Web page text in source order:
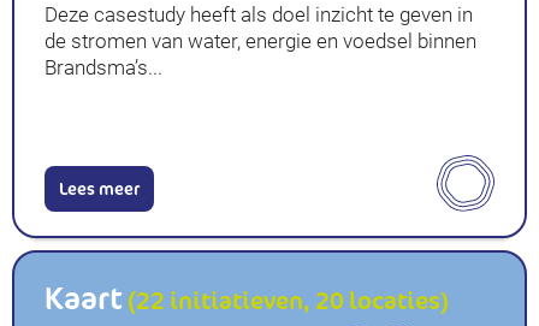
Deze casestudy heeft als doel inzicht te geven in
de stromen van water, energie en voedsel binnen
Brandsma’s...
Lees meer
Kaart (22 initiatieven, 20 locaties)